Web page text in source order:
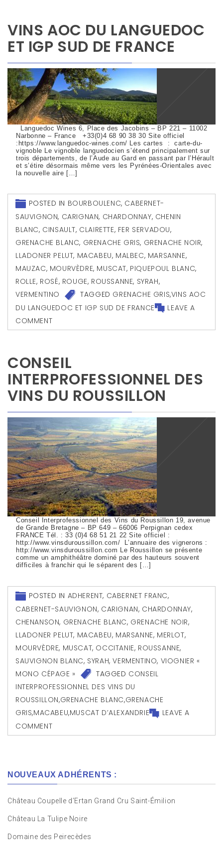
VINS AOC DU LANGUEDOC
ET IGP SUD DE FRANCE
Languedoc Wines 6, Place des Jacobins – BP 221 – 11002
Narbonne – France +33(0)4 68 90 38 30 Site officiel
:https://www.languedoc-wines.com/ Les cartes : carte-du-
vignoble Le vignoble languedocien s’étend principalement sur
trois départements, de l’Aude au Gard en passant par l’Hérault
et s’étire désormais même vers les Pyrénées-Orientales avec
la nouvelle aire […]
POSTED IN BOURBOULENC, CABERNET-
SAUVIGNON, CARIGNAN, CHARDONNAY, CHENIN
BLANC, CINSAULT, CLAIRETTE, FER SERVADOU,
GRENACHE BLANC, GRENACHE GRIS, GRENACHE NOIR,
LLADONER PELUT, MACABEU, MALBEC, MARSANNE,
MAUZAC, MOURVÈDRE, MUSCAT, PIQUEPOUL BLANC,
ROLLE, ROSÉ, ROUGE, ROUSSANNE, SYRAH,
VERMENTINO
TAGGED GRENACHE GRIS,VINS AOC
DU LANGUEDOC ET IGP SUD DE FRANCE
LEAVE A
COMMENT
CONSEIL
INTERPROFESSIONNEL DES
VINS DU ROUSSILLON
Conseil Interprofessionnel des Vins du Roussillon 19, avenue
de Grande Bretagne – BP 649 – 66006 Perpignan cedex
FRANCE Tél. : 33 (0)4 68 51 21 22 Site officiel :
http://www.vinsduroussillon.com/ L’annuaire des vignerons :
http://www.vinsduroussillon.com Le Roussillon se présente
comme un amphithéâtre dominé par des hauteurs souvent
difficiles à franchir qui le séparent des […]
POSTED IN ADHERENT, CABERNET FRANC,
CABERNET-SAUVIGNON, CARIGNAN, CHARDONNAY,
CHENANSON, GRENACHE BLANC, GRENACHE NOIR,
LLADONER PELUT, MACABEU, MARSANNE, MERLOT,
MOURVÈDRE, MUSCAT, OCCITANIE, ROUSSANNE,
SAUVIGNON BLANC, SYRAH,VERMENTINO, VIOGNIER «
MONO CÉPAGE »
TAGGED CONSEIL
INTERPROFESSIONNEL DES VINS DU
ROUSSILLON,GRENACHE BLANC,GRENACHE
GRIS,MACABEU,MUSCAT D’ALEXANDRIE
LEAVE A
COMMENT
NOUVEAUX ADHÉRENTS :
Château Coupelle d’Ertan Grand Cru Saint-Émilion
Château La Tulipe Noire
Domaine des Peirecèdes